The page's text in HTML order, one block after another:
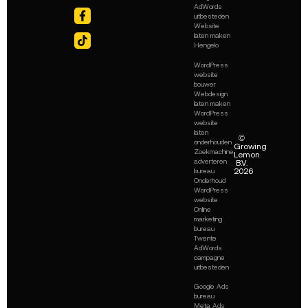
AdWords
uitbesteden
Website
laten maken
Hengelo
WordPress
website
bouwer
Webdesign
laten maken
WordPress
website
laten
onderhouden
Zoekmachine
adverteren
bureau
Onderhoud
WordPress
website
Online
marketing
bureau
Twente
AdWords
campagne
uitbesteden
Google Ads
bureau
Meta Ads
©
Growing
Lemon
B.V.
2026